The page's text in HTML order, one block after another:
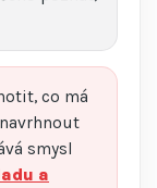
co má
smysl
a